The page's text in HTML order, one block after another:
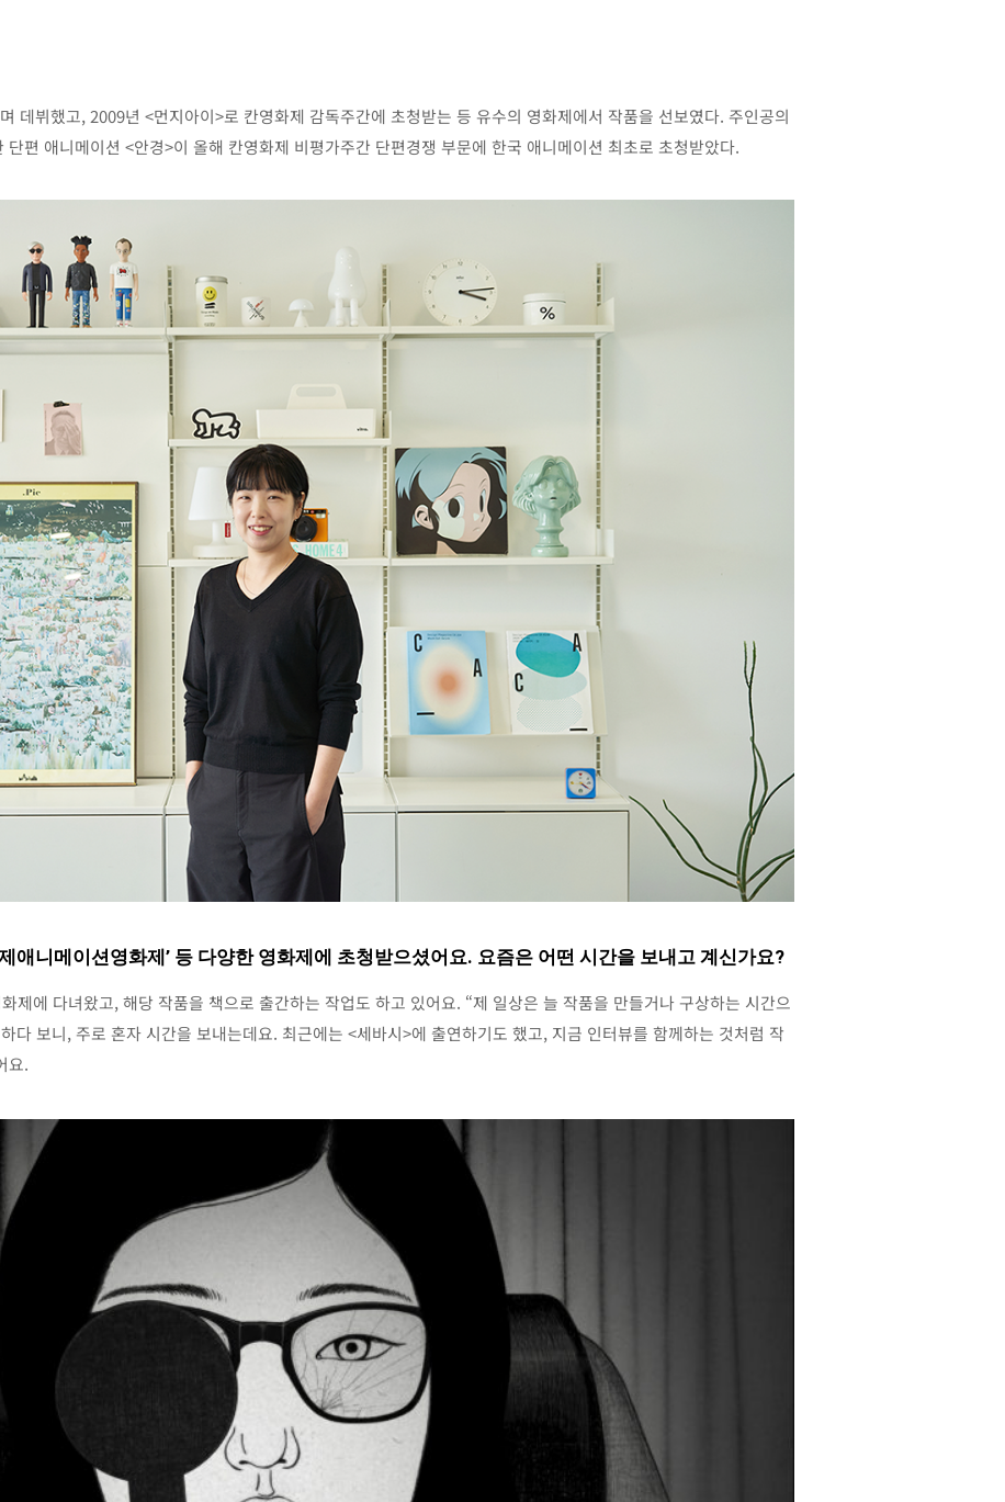
데뷔했고, 2009년 <먼지아이>로 칸영화제 감독주간에 초청받는 등 유수의 영화제에서 작품을 선보였다. 주인공의
편 애니메이션 <안경>이 올해 칸영화제 비평가주간 단편경쟁 부문에 한국 애니메이션 최초로 초청받았다.
애니메이션영화제’ 등 다양한 영화제에 초청받으셨어요. 요즘은 어떤 시간을 보내고 계신가요?
제에 다녀왔고, 해당 작품을 책으로 출간하는 작업도 하고 있어요. “제 일상은 늘 작품을 만들거나 구상하는 시간으
다 보니, 주로 혼자 시간을 보내는데요. 최근에는 <세바시>에 출연하기도 했고, 지금 인터뷰를 함께하는 것처럼 작
요.